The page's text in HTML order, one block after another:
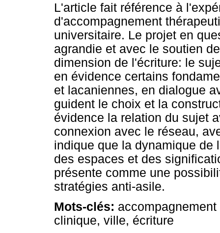
L'article fait référence à
d'accompagnement
universitaire. Le projet en
agrandie et avec le soutien
dimension de l'écriture: le
en évidence certains
et lacaniennes, en dialogue
guident le choix et la
évidence la relation du sujet
connexion avec le réseau,
indique que la dynamique de
des espaces et des
présente comme une
stratégies anti-asile.
Mots-clés:
clinique, ville, écriture